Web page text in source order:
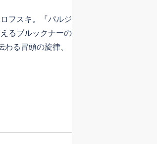
フスキ。『パルジ
るブルックナーの
る冒頭の旋律、